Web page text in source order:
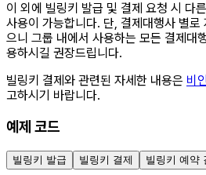
이 외에 빌링키 발급 및 결제 요청 시 다
사용이 가능합니다. 단, 결제대행사 별로
으니 그룹 내에서 사용하는 모든 결제대
용하시길 권장드립니다.
빌링키 결제와 관련된 자세한 내용은 비
고하시기 바랍니다.
예제 코드
빌링키 발급 빌링키 결제 빌링키 예약